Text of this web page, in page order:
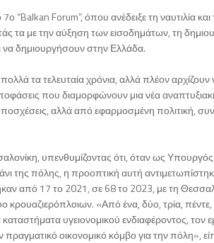
Forum”, όπου ανέδειξε τη ναυτιλία και
τα με την αύξηση των εισοδημάτων, τη
να δημιουργήσουν στην Ελλάδα.
τα τελευταία χρόνια, αλλά πλέον
που διαμορφώνουν μια νέα
αλλά από εφαρμοσμένη πολιτική,
υπενθυμίζοντας ότι, όταν ως
της πόλης, η προοπτική αυτή
από 17 το 2021, σε 68 το 2023, με τη
«Από ένα, δύο, τρία,
υγειονομικού ενδιαφέροντος, τον
οικονομικό κόμβο για την πόλη»,